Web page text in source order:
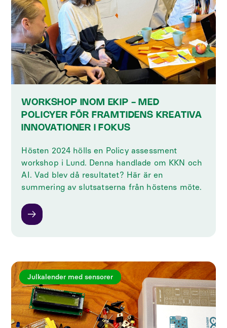
WORKSHOP INOM EKIP - MED
POLICYER FÖR FRAMTIDENS KREATIVA
INNOVATIONER I FOKUS
Hösten 2024 hölls en Policy assessment
workshop i Lund. Denna handlade om KKN och
AI. Vad blev då resultatet? Här är en
summering av slutsatserna från höstens möte.
Julkalender med sensorer